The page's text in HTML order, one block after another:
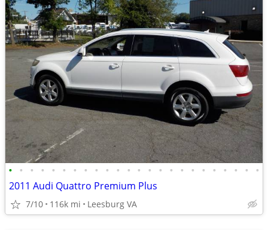
• • • • • • • • • • • • • • • • • • • • • • • •
2011 Audi Quattro Premium Plus
7/10 116k mi Leesburg VA